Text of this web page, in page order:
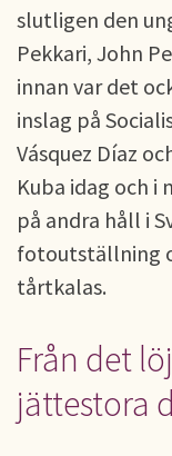
slutligen den
Pekkari, John
innan var det
inslag på
Vásquez Díaz
Kuba idag och i
på andra håll i
fotoutställning
tårtkalas.
Från det
jättestora